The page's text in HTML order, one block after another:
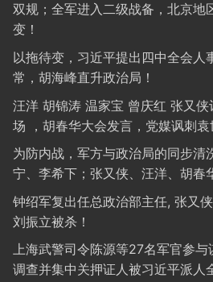
双规；全军进入二级战备，北京地
变！
以拖待变，习近平提出四中全会人
常，胡海峰直升政治局！
汪洋 胡锦涛 温家宝 曾庆红 张又
场 ，胡春华大会发言，党媒讽刺
为防内战，军方与政治局的同步清
宁、李希下；张又侠、汪洋、胡春
钟绍军复出任总政治部主任, 张又
刘振立被杀！
上海武警司令陈源等27名军官参
调查并集中关押证人被习近平派人